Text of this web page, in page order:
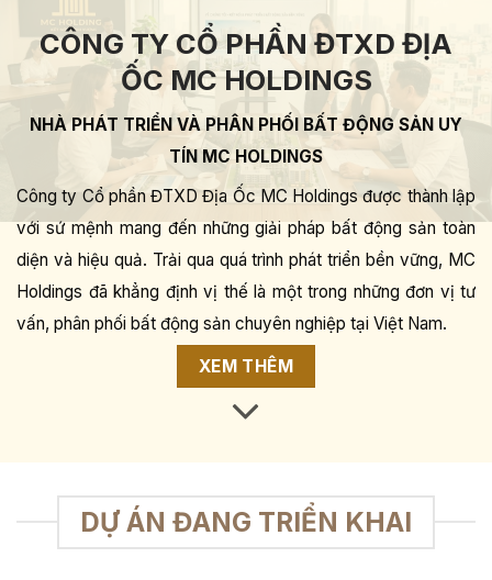
CÔNG TY CỔ PHẦN ĐTXD ĐỊA
ỐC MC HOLDINGS
NHÀ PHÁT TRIỂN VÀ PHÂN PHỐI BẤT ĐỘNG SẢN UY
TÍN MC HOLDINGS
Công ty Cổ phần ĐTXD Địa Ốc MC Holdings được thành lập
với sứ mệnh mang đến những giải pháp bất động sản toàn
diện và hiệu quả. Trải qua quá trình phát triển bền vững, MC
Holdings đã khẳng định vị thế là một trong những đơn vị tư
vấn, phân phối bất động sản chuyên nghiệp tại Việt Nam.
XEM THÊM
DỰ ÁN ĐANG TRIỂN KHAI